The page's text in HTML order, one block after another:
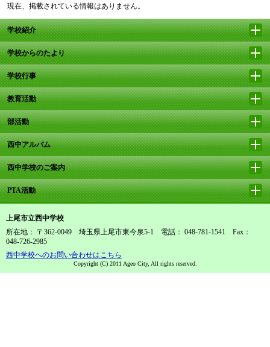
現在、掲載されている情報はありません。
学校紹介
学校からのたより
学校行事
教育活動
部活動
西中アルバム
西中学校のご案内
PTA活動
上尾市立西中学校
所在地： 〒362-0049 埼玉県上尾市東今泉5-1 電話： 048-781-1541 Fax：
048-726-2985
西中学校へのお問い合わせはこちら
Copyright (C) 2011 Ageo City, All rights reserved.